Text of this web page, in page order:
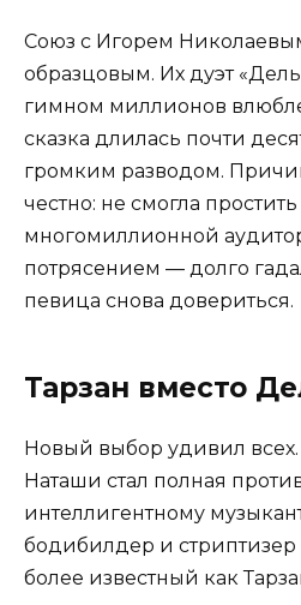
Союз с Игорем
образцовым. Их дуэт
гимном миллионов
сказка длилась почти
громким разводом.
честно: не смогла
многомиллионной
потрясением — долго
певица снова довериться.
Тарзан вместо
Новый выбор удивил
Наташи стал полная
интеллигентному
бодибилдер и стриптизер
более известный как